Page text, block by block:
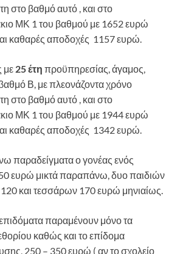
στο βαθμό αυτό , και στο
ΜΚ 1 του βαθμού με 1652 ευρώ
καθαρές αποδοχές 1157 ευρώ.
με 25 έτη προϋπηρεσίας, άγαμος,
Β, με πλεονάζοντα χρόνο
στο βαθμό αυτό , και στο
ΜΚ 1 του βαθμού με 1944 ευρώ
καθαρές αποδοχές 1342 ευρώ.
παραδείγματα ο γονέας ενός
ευρώ μικτά παραπάνω, δυο παιδιών
και τεσσάρων 170 ευρώ μηνιαίως.
παραμένουν μόνο τα
καθώς και το επίδομα
250 – 350 ευρώ ( αν το σχολείο